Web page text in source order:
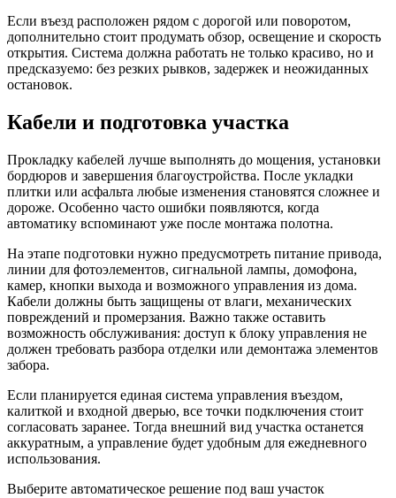
Если въезд расположен рядом с дорогой или поворотом,
дополнительно стоит продумать обзор, освещение и скорость
открытия. Система должна работать не только красиво, но и
предсказуемо: без резких рывков, задержек и неожиданных
остановок.
Кабели и подготовка участка
Прокладку кабелей лучше выполнять до мощения, установки
бордюров и завершения благоустройства. После укладки
плитки или асфальта любые изменения становятся сложнее и
дороже. Особенно часто ошибки появляются, когда
автоматику вспоминают уже после монтажа полотна.
На этапе подготовки нужно предусмотреть питание привода,
линии для фотоэлементов, сигнальной лампы, домофона,
камер, кнопки выхода и возможного управления из дома.
Кабели должны быть защищены от влаги, механических
повреждений и промерзания. Важно также оставить
возможность обслуживания: доступ к блоку управления не
должен требовать разбора отделки или демонтажа элементов
забора.
Если планируется единая система управления въездом,
калиткой и входной дверью, все точки подключения стоит
согласовать заранее. Тогда внешний вид участка останется
аккуратным, а управление будет удобным для ежедневного
использования.
Выберите автоматическое решение под ваш участок